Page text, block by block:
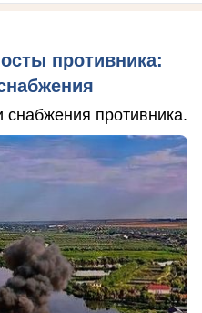
противника:
противника.